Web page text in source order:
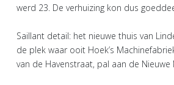
werd 23. De verhuizing kon dus
Saillant detail: het nieuwe thuis van
de plek waar ooit Hoek’s
van de Havenstraat, pal aan de Nieuwe